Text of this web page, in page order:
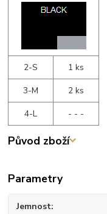
2-S
1 ks
3-M
2 ks
4-L
- - -
Původ zboží
Parametry
Jemnost